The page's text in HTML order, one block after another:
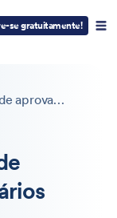
se gratuitamente!
Como criar um fluxo de aprovação no Formulários Google